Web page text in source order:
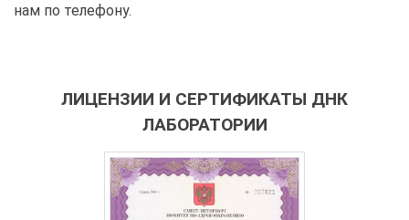
нам по телефону.
ЛИЦЕНЗИИ И СЕРТИФИКАТЫ ДНК
ЛАБОРАТОРИИ